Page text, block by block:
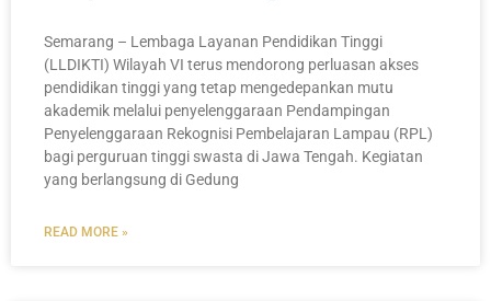
Semarang – Lembaga Layanan Pendidikan Tinggi
(LLDIKTI) Wilayah VI terus mendorong perluasan akses
pendidikan tinggi yang tetap mengedepankan mutu
akademik melalui penyelenggaraan Pendampingan
Penyelenggaraan Rekognisi Pembelajaran Lampau (RPL)
bagi perguruan tinggi swasta di Jawa Tengah. Kegiatan
yang berlangsung di Gedung
READ MORE »